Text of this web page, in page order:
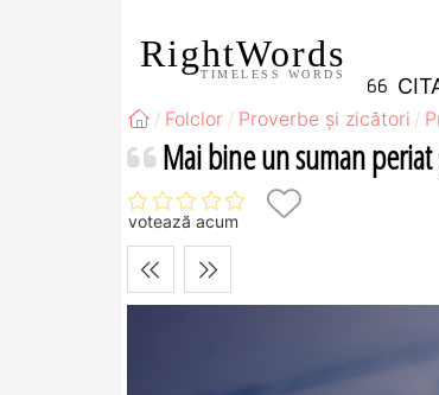
RightWords
TIMELESS WORDS
Folclor Proverbe și zicători
Mai bine un suman
votează acum